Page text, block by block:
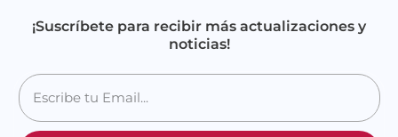
¡Suscríbete para recibir más actualizaciones y
noticias!